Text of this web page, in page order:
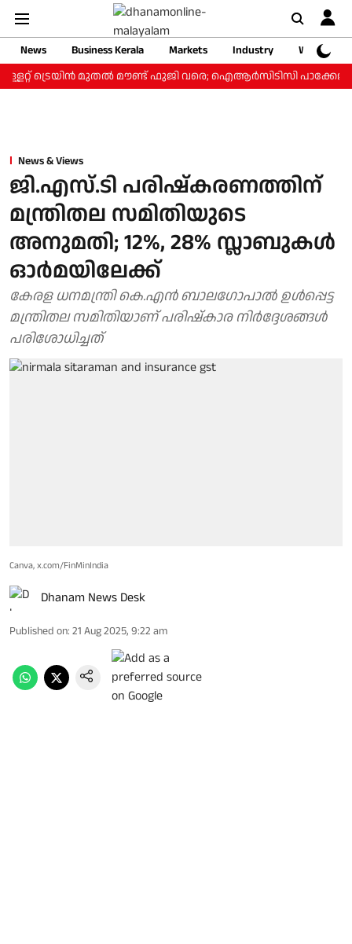
News Business Kerala Markets Industry
Web
ട്രെയിന്‍ മുതല്‍ മൗണ്ട് ഫുജി വരെ; ഐആര്‍സിടിസി പാക്കേജ്
News & Views
ജി.എസ്.ടി പരിഷ്‌കരണത്തിന്
മന്ത്രിതല സമിതിയുടെ
അനുമതി; 12%, 28% സ്ലാബുകള്‍
ഓര്‍മയിലേക്ക്
കേരള ധനമന്ത്രി കെ.എന്‍ ബാലഗോപാല്‍ ഉള്‍പ്പെട്ട
മന്ത്രിതല സമിതിയാണ് പരിഷ്‌കാര നിര്‍ദ്ദേശങ്ങള്‍
പരിശോധിച്ചത്
Canva, x.com/FinMinIndia
Dhanam News Desk
Published on: 21 Aug 2025, 9:22 am